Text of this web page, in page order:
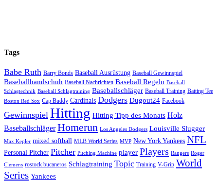
Tags
Babe Ruth Barry Bonds Baseball Ausrüstung Baseball Gewinnspiel
Baseballhandschuh Baseball Nachrichten Baseball Regeln Baseball
Schlagtechnik Baseball Schlagtraining Baseballschläger Baseball Training Batting Tee
Boston Red Sox Cap Buddy Cardinals Dodgers Dugout24 Facebook
Gewinnspiel Hitting Hitting Tipp des Monats Holz
Baseballschläger Homerun Los Angeles Dodgers Louisville Slugger
Max Kepler mixed softball MLB World Series MVP New York Yankees NFL
Personal Pitcher Pitcher Pitching Machine player Players Rangers Roger
Clemens rostock bucaneros Schlagtraining Topic Training V-Grip World
Series Yankees